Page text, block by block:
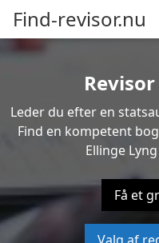
Find-revisor.nu
Leder du efter en
Find en kompetent
Ellinge
Få et